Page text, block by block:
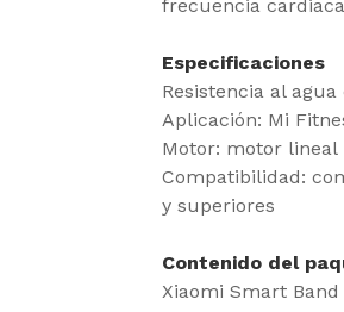
frecuencia
Especificaciones
Resistencia al agua
Aplicación: Mi
Motor: motor lineal
Compatibilidad:
y superiores
Contenido del
Xiaomi Smart